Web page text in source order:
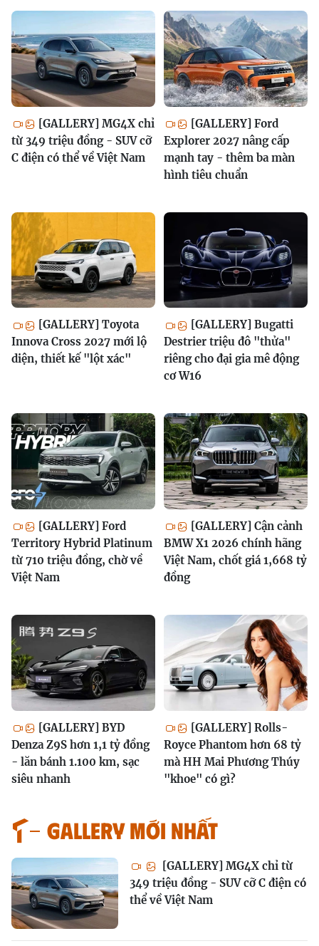
[GALLERY] MG4X chỉ
từ 349 triệu đồng - SUV cỡ
C điện có thể về Việt Nam
[GALLERY] Ford
Explorer 2027 nâng cấp
mạnh tay - thêm ba màn
hình tiêu chuẩn
[GALLERY] Toyota
Innova Cross 2027 mới lộ
diện, thiết kế "lột xác"
[GALLERY] Bugatti
Destrier triệu đô "thửa"
riêng cho đại gia mê động
cơ W16
[GALLERY] Ford
Territory Hybrid Platinum
từ 710 triệu đồng, chờ về
Việt Nam
[GALLERY] Cận cảnh
BMW X1 2026 chính hãng
Việt Nam, chốt giá 1,668 tỷ
đồng
[GALLERY] BYD
Denza Z9S hơn 1,1 tỷ đồng
- lăn bánh 1.100 km, sạc
siêu nhanh
[GALLERY] Rolls-
Royce Phantom hơn 68 tỷ
mà HH Mai Phương Thúy
"khoe" có gì?
GALLERY MỚI NHẤT
[GALLERY] MG4X chỉ từ
349 triệu đồng - SUV cỡ C điện có
thể về Việt Nam